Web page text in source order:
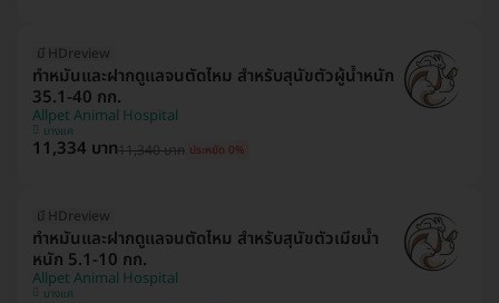
มี HDreview
ทำหมันและฝากดูแลจนตัดไหม สำหรับสุนัขตัวผู้น้ำหนัก
35.1-40 กก.
Allpet Animal Hospital
บางแค
11,334 บาท11,340 บาท ประหยัด 0%
มี HDreview
ทำหมันและฝากดูแลจนตัดไหม สำหรับสุนัขตัวเมียน้ำ
หนัก 5.1-10 กก.
Allpet Animal Hospital
บางแค